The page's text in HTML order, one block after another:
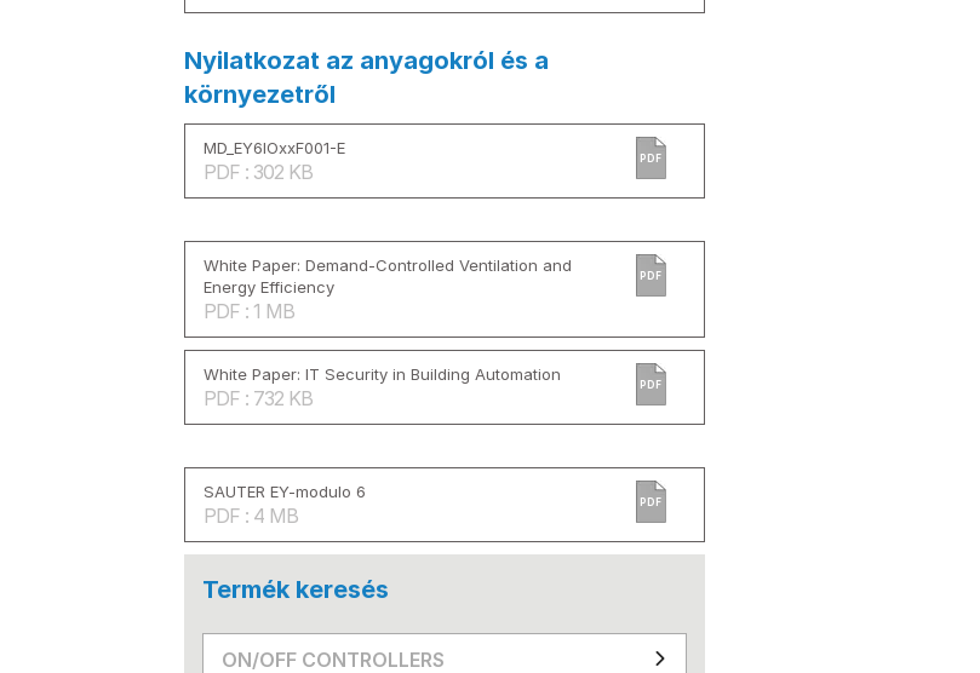
Nyilatkozat az anyagokról és a
környezetről
MD_EY6IOxxF001-E
PDF : 302 KB
PDF
White Paper: Demand-Controlled Ventilation and
Energy Efficiency
PDF : 1 MB
PDF
White Paper: IT Security in Building Automation
PDF : 732 KB
PDF
SAUTER EY-modulo 6
PDF : 4 MB
PDF
Termék keresés
ON/OFF CONTROLLERS